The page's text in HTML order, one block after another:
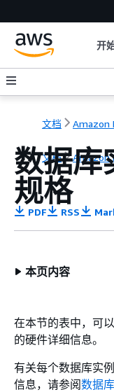
开
文档 Amazon
文档 Amazon
数据库
规格
PDF RSS
本页内容
在本节的表中，可
的硬件详细信息。
有关每个数据库实
信息，请参阅数据